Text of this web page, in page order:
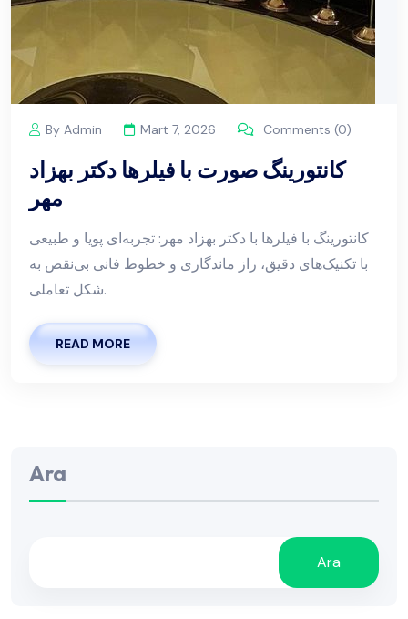
By Admin Mart 7, 2026 Comments (0)
کانتورینگ صورت با فیلرها دکتر بهزاد
مهر
کانتورینگ با فیلرها با دکتر بهزاد مهر: تجربه‌ای پویا و طبیعی
با تکنیک‌های دقیق، راز ماندگاری و خطوط فانی بی‌نقص به
شکل تعاملی.
READ MORE
Ara
Ara